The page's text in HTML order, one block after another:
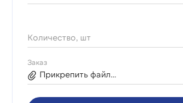
Количество, шт
Заказ
Прикрепить файл...